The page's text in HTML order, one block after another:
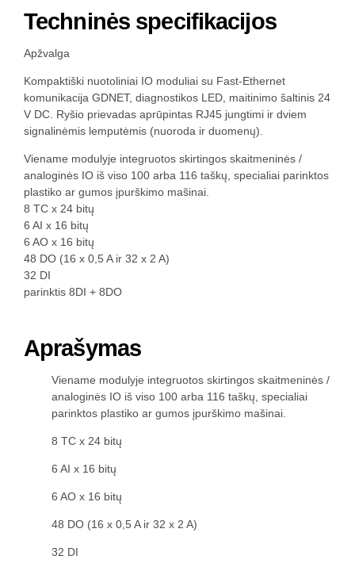
Techninės specifikacijos
Apžvalga
Kompaktiški nuotoliniai IO moduliai su Fast-Ethernet
komunikacija GDNET, diagnostikos LED, maitinimo šaltinis 24
V DC. Ryšio prievadas aprūpintas RJ45 jungtimi ir dviem
signalinėmis lemputėmis (nuoroda ir duomenų).
Viename modulyje integruotos skirtingos skaitmeninės /
analoginės IO iš viso 100 arba 116 taškų, specialiai parinktos
plastiko ar gumos įpurškimo mašinai.
8 TC x 24 bitų
6 AI x 16 bitų
6 AO x 16 bitų
48 DO (16 x 0,5 A ir 32 x 2 A)
32 DI
parinktis 8DI + 8DO
Aprašymas
Viename modulyje integruotos skirtingos skaitmeninės /
analoginės IO iš viso 100 arba 116 taškų, specialiai
parinktos plastiko ar gumos įpurškimo mašinai.
8 TC x 24 bitų
6 AI x 16 bitų
6 AO x 16 bitų
48 DO (16 x 0,5 A ir 32 x 2 A)
32 DI